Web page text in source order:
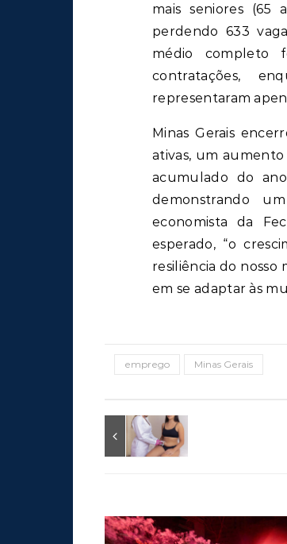
mais seniores (65
perdendo 633
médio completo
contratações,
representaram
Minas Gerais
ativas, um aumento
acumulado do
demonstrando
economista da
esperado, “o
resiliência do nosso
em se adaptar às
emprego Minas Gerais